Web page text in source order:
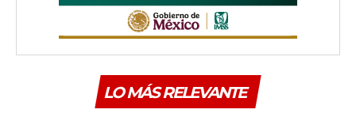
LO MÁS RELEVANTE